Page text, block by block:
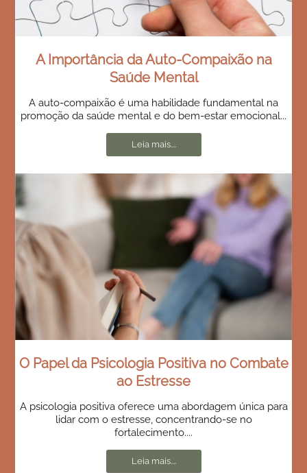
A Importância da Auto-Compaixão na
Saúde Mental
A auto-compaixão é uma habilidade fundamental na
promoção da saúde mental e do bem-estar emocional...
Leia mais....
O Papel da Psicologia Positiva no Combate
ao Estresse
A psicologia positiva oferece uma abordagem única para
lidar com o estresse, concentrando-se no
fortalecimento....
Leia mais....